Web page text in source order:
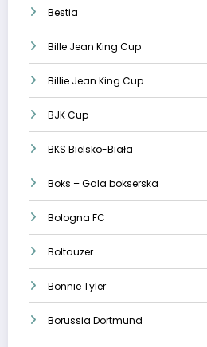
Bestia
Bille Jean King Cup
Billie Jean King Cup
BJK Cup
BKS Bielsko-Biała
Boks – Gala bokserska
Bologna FC
Boltauzer
Bonnie Tyler
Borussia Dortmund